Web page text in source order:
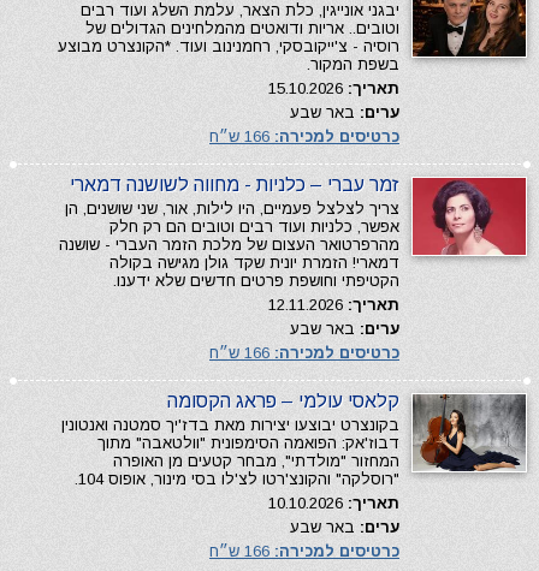
יבגני אונייגין, כלת הצאר, עלמת השלג ועוד רבים
וטובים.. אריות ודואטים מהמלחינים הגדולים של
רוסיה - צ'ייקובסקי, רחמנינוב ועוד. *הקונצרט מבוצע
בשפת המקור.
תאריך:
ערים: באר שבע
כרטיסים למכירה:
זמר עברי – כלניות - מחווה לשושנה דמארי
צריך לצלצל פעמיים, היו לילות, אור, שני שושנים, הן
אפשר, כלניות ועוד רבים וטובים הם רק חלק
מהרפרטואר העצום של מלכת הזמר העברי - שושנה
דמארי! הזמרת יונית שקד גולן מגישה בקולה
הקטיפתי וחושפת פרטים חדשים שלא ידענו.
תאריך:
ערים: באר שבע
כרטיסים למכירה:
קלאסי עולמי – פראג הקסומה
בקונצרט יבוצעו יצירות מאת בדז'יך סמטנה ואנטונין
דבוז'אק: הפואמה הסימפונית "וולטאבה" מתוך
המחזור "מולדתי", מבחר קטעים מן האופרה
"רוסלקה" והקונצ'רטו לצ'לו בסי מינור, אופוס 104.
תאריך:
ערים: באר שבע
כרטיסים למכירה: